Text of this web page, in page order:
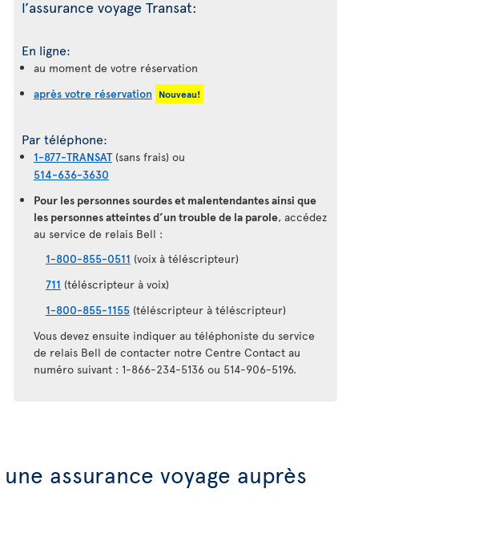
l’assurance voyage Transat:
En ligne:
au moment de votre réservation
après votre réservation
Nouveau!
Par téléphone:
1-877-TRANSAT(sans frais) ou
514-636-3630
Pour les personnes sourdes et malentendantes ainsi que
les personnes atteintes d’un trouble de la parole, accédez
au service de relais Bell :
1-800-855-0511 (voix à téléscripteur)
711 (téléscripteur à voix)
1-800-855-1155(téléscripteur à téléscripteur)
Vous devez ensuite indiquer au téléphoniste du service
de relais Bell de contacter notre Centre Contact au
numéro suivant : 1-866-234-5136 ou 514-906-5196.
assurance voyage auprès